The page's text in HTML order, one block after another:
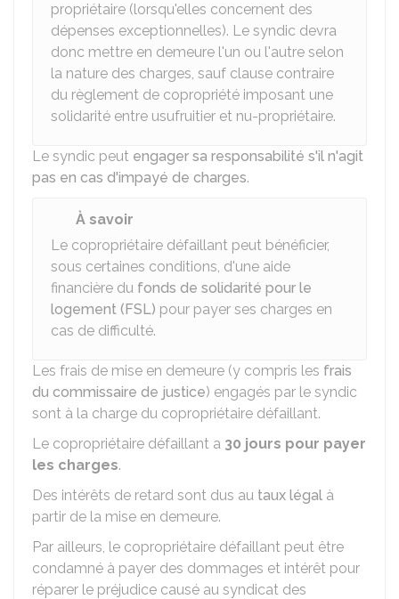
propriétaire (lorsqu'elles concernent des
dépenses exceptionnelles). Le syndic devra
donc mettre en demeure l'un ou l'autre selon
la nature des charges, sauf clause contraire
du règlement de copropriété imposant une
solidarité entre usufruitier et nu-propriétaire.
Le syndic peut engager sa responsabilité s'il n'agit
pas en cas d'impayé de charges.
À savoir
Le copropriétaire défaillant peut bénéficier,
sous certaines conditions, d'une aide
financière du fonds de solidarité pour le
logement (FSL) pour payer ses charges en
cas de difficulté.
Les frais de mise en demeure (y compris les frais
du commissaire de justice) engagés par le syndic
sont à la charge du copropriétaire défaillant.
Le copropriétaire défaillant a 30 jours pour payer
les charges.
Des intérêts de retard sont dus au taux légal à
partir de la mise en demeure.
Par ailleurs, le copropriétaire défaillant peut être
condamné à payer des dommages et intérêt pour
réparer le préjudice causé au syndicat des